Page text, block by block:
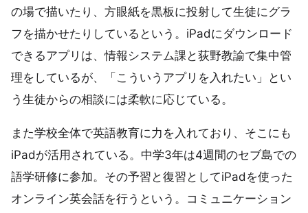
の場で描いたり、方眼紙を黒板に投射して生徒にグラ
フを描かせたりしているという。iPadにダウンロード
できるアプリは、情報システム課と荻野教諭で集中管
理をしているが、「こういうアプリを入れたい」とい
う生徒からの相談には柔軟に応じている。
また学校全体で英語教育に力を入れており、そこにも
iPadが活用されている。中学3年は4週間のセブ島での
語学研修に参加。その予習と復習としてiPadを使った
オンライン英会話を行うという。コミュニケーション